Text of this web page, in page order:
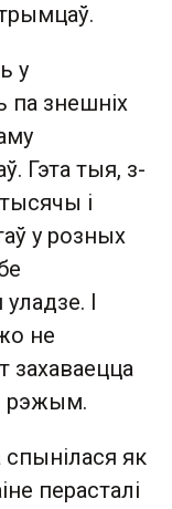
у
па знешніх
Гэта тыя, з-
і
у розных
І
не
захаваецца
рэжым.
спынілася як
перасталі